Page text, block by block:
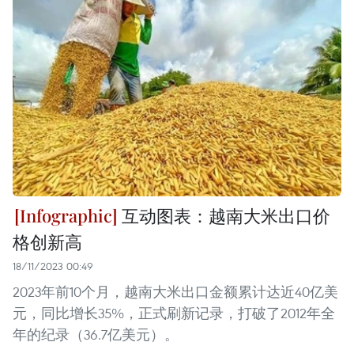
互动图表：越南大米出口价
格创新高
18/11/2023 00:49
2023年前10个月，越南大米出口金额累计达近40亿美
元，同比增长35%，正式刷新记录，打破了2012年全
年的纪录（36.7亿美元）。